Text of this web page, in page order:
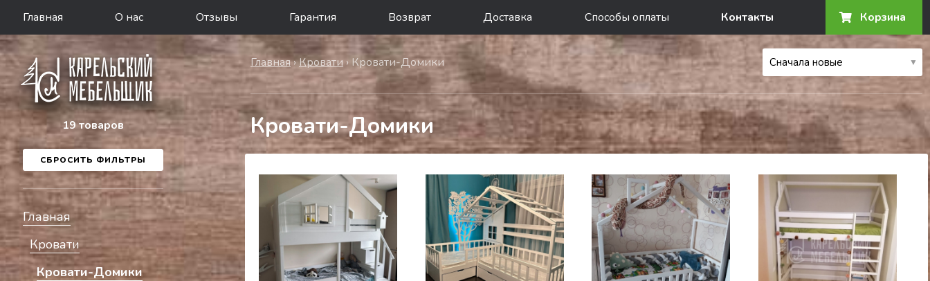
Главная О нас Отзывы Гарантия Возврат Доставка Способы оплаты Контакты Корзина
19 товаров
СБРОСИТЬ ФИЛЬТРЫ
Главная
Кровати
Кровати-Домики
Главная›Кровати › Кровати-Домики ▼
Кровати-Домики